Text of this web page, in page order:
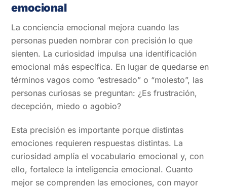
emocional
La conciencia emocional mejora cuando las
personas pueden nombrar con precisión lo que
sienten. La curiosidad impulsa una identificación
emocional más específica. En lugar de quedarse en
términos vagos como “estresado” o “molesto”, las
personas curiosas se preguntan: ¿Es frustración,
decepción, miedo o agobio?
Esta precisión es importante porque distintas
emociones requieren respuestas distintas. La
curiosidad amplía el vocabulario emocional y, con
ello, fortalece la inteligencia emocional. Cuanto
mejor se comprenden las emociones, con mayor